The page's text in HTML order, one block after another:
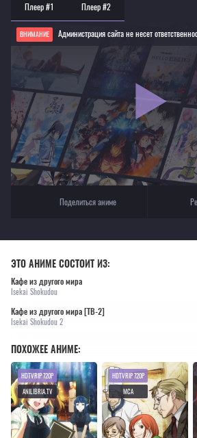
Плеер #1 Плеер #2
ВНИМАНИЕ Администрация сайта не несет
Если видео не работает, обновите страницу или выберите
Для просмотра некоторых аниме необходимо установить
Текущее воспроизведение：Кафе из другого мира [ТВ-2]
Поделиться аниме
ЭТО АНИМЕ СОСТОИТ ИЗ:
Кафе из другого мира
Isekai Shokudou
Кафе из другого мира [ТВ-2]
Isekai Shokudou 2
ПОХОЖЕЕ АНИМЕ:
HDTVRIP 720P
ANILIBRIA.TV
HDTVRIP 720P
MCA